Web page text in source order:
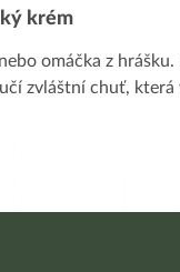
krém
omáčka z
zvláštní chuť, která